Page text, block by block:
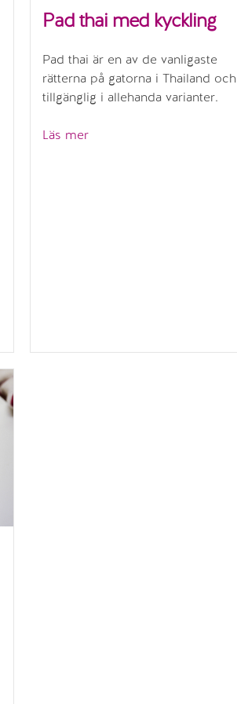
Pad thai med kyckling
Pad thai är en av de vanligaste
rätterna på gatorna i Thailand och
tillgänglig i allehanda varianter.
Läs mer”Pad